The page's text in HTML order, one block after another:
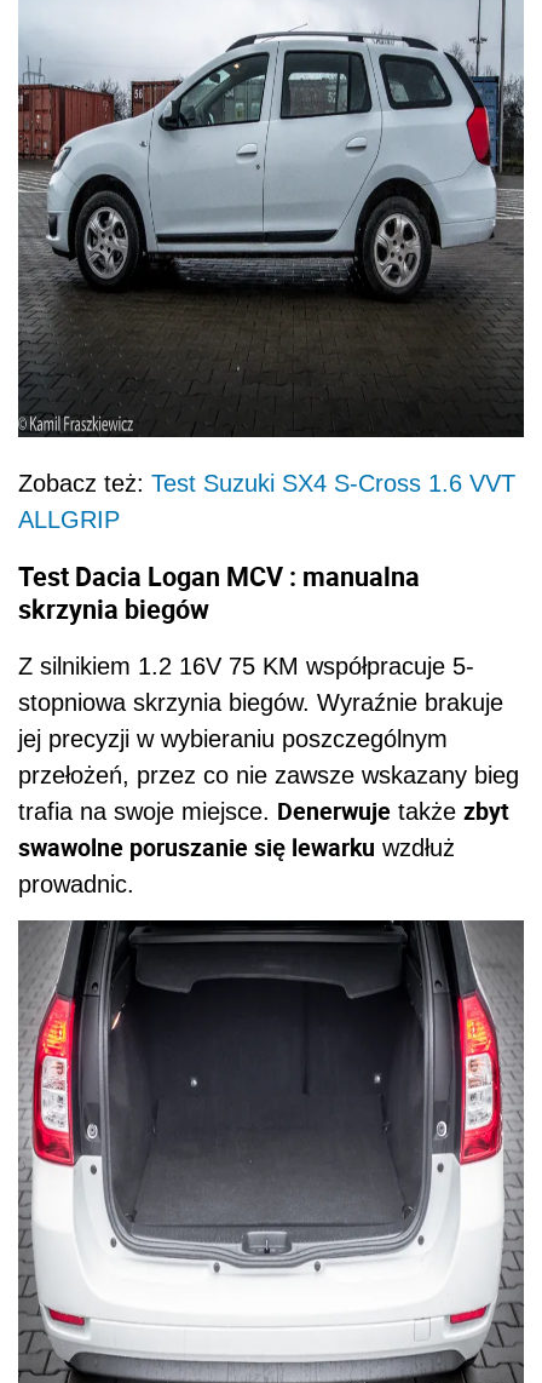
Zobacz też: Test Suzuki SX4 S-Cross 1.6 VVT
ALLGRIP
Test Dacia Logan MCV : manualna
skrzynia biegów
Z silnikiem 1.2 16V 75 KM współpracuje 5-
stopniowa skrzynia biegów. Wyraźnie brakuje
jej precyzji w wybieraniu poszczególnym
przełożeń, przez co nie zawsze wskazany bieg
trafia na swoje miejsce. Denerwuje także zbyt
swawolne poruszanie się lewarku wzdłuż
prowadnic.